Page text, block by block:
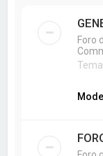
Foro